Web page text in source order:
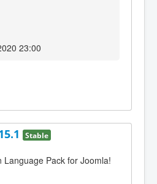
23:00
Stable
Language Pack for Joomla!